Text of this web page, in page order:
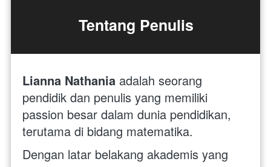
Tentang Penulis
Lianna Nathania adalah seorang
pendidik dan penulis yang memiliki
passion besar dalam dunia pendidikan,
terutama di bidang matematika.
Dengan latar belakang akademis yang